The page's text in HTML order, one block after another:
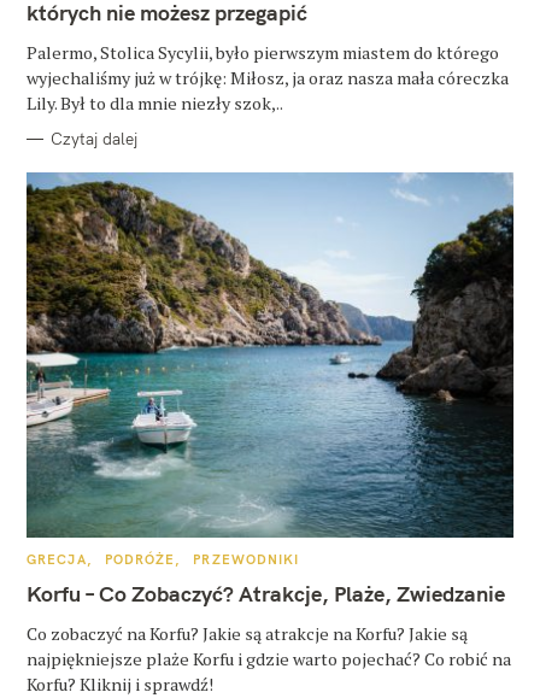
R
których nie możesz przegapić
Palermo, Stolica Sycylii, było pierwszym miastem do którego
wyjechaliśmy już w trójkę: Miłosz, ja oraz nasza mała córeczka
Lily. Był to dla mnie niezły szok,..
Czytaj dalej
K
T
E
O
R
I
GRECJA PODRÓŻE PRZEWODNIKI
Korfu – Co Zobaczyć? Atrakcje, Plaże, Zwiedzanie
Co zobaczyć na Korfu? Jakie są atrakcje na Korfu? Jakie są
najpiękniejsze plaże Korfu i gdzie warto pojechać? Co robić na
Korfu? Kliknij i sprawdź!